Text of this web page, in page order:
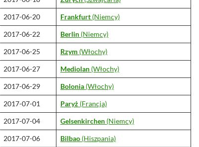
2017-06-20 Frankfurt (Niemcy)
2017-06-22 Berlin (Niemcy)
2017-06-25 Rzym (Włochy)
2017-06-27 Mediolan (Włochy)
2017-06-29 Bolonia (Włochy)
2017-07-01 Paryż (Francja)
2017-07-04 Gelsenkirchen (Niemcy)
2017-07-06 Bilbao (Hiszpania)